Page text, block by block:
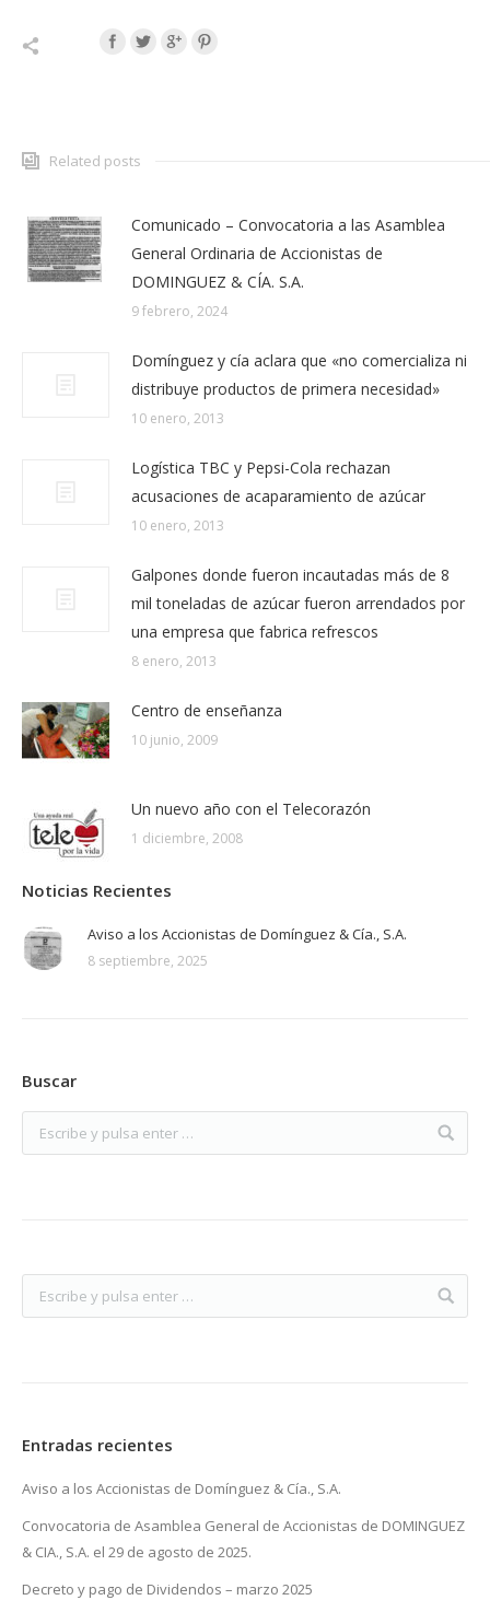
Related posts
Comunicado – Convocatoria a las Asamblea
General Ordinaria de Accionistas de
DOMINGUEZ & CÍA. S.A.
9 febrero, 2024
Domínguez y cía aclara que «no comercializa ni
distribuye productos de primera necesidad»
10 enero, 2013
Logística TBC y Pepsi-Cola rechazan
acusaciones de acaparamiento de azúcar
10 enero, 2013
Galpones donde fueron incautadas más de 8
mil toneladas de azúcar fueron arrendados por
una empresa que fabrica refrescos
8 enero, 2013
Centro de enseñanza
10 junio, 2009
Un nuevo año con el Telecorazón
1 diciembre, 2008
Noticias Recientes
Aviso a los Accionistas de Domínguez & Cía., S.A.
8 septiembre, 2025
Buscar
Entradas recientes
Aviso a los Accionistas de Domínguez & Cía., S.A.
Convocatoria de Asamblea General de Accionistas de DOMINGUEZ
& CIA., S.A. el 29 de agosto de 2025.
Decreto y pago de Dividendos – marzo 2025